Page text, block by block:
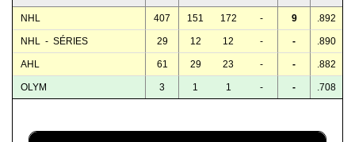
NHL 407 151 172 - 9 .892
NHL - SÉRIES 29 12 12 - - .890
AHL 61 29 23 - - .882
OLYM 3 1 1 - - .708